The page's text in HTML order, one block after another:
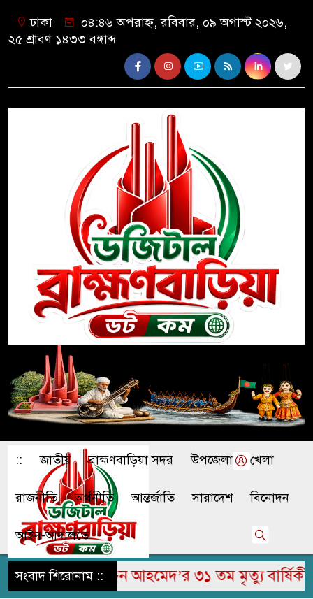
ঢাকা
০৪:৪৬ অপরাহ্ন, রবিবার, ০৯ অগাস্ট ২০২৬,
২৫ শ্রাবণ ১৪৩৩ বঙ্গাব্দ
:: জাতীয় ব্রাহ্মণবাড়িয়া সদর উপজেলা খেলা
রাজনীতি অর্থনীতি আন্তর্জাতি সারাদেশ বিনোদন
আইন-আদালতে
সংবাদ শিরোনাম ::
জামির উদ্দিন আহমেদ’র ৩১ তম মৃত্যু বার্ষিকী